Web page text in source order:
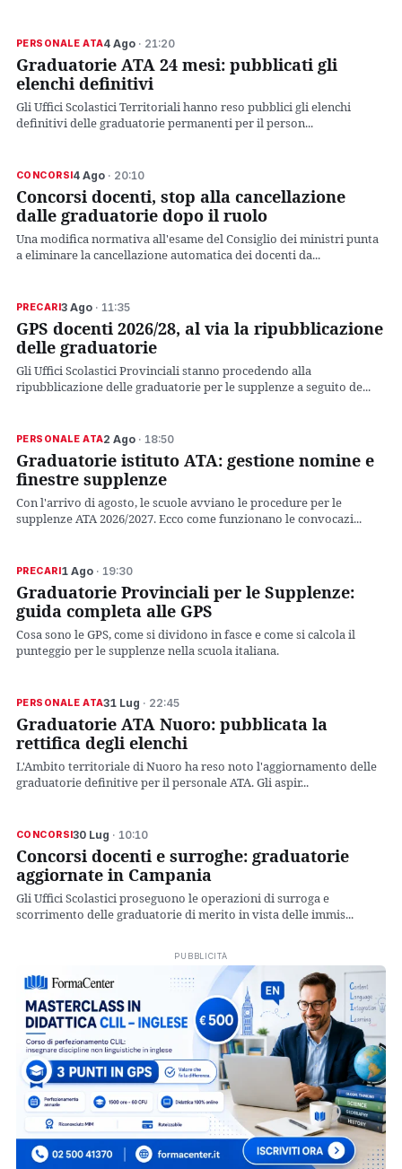
PERSONALE ATA4 Ago · 21:20
Graduatorie ATA 24 mesi: pubblicati gli
elenchi definitivi
Gli Uffici Scolastici Territoriali hanno reso pubblici gli elenchi
definitivi delle graduatorie permanenti per il person...
CONCORSI4 Ago · 20:10
Concorsi docenti, stop alla cancellazione
dalle graduatorie dopo il ruolo
Una modifica normativa all'esame del Consiglio dei ministri punta
a eliminare la cancellazione automatica dei docenti da...
PRECARI3 Ago· 11:35
GPS docenti 2026/28, al via la ripubblicazione
delle graduatorie
Gli Uffici Scolastici Provinciali stanno procedendo alla
ripubblicazione delle graduatorie per le supplenze a seguito de...
PERSONALE ATA2 Ago · 18:50
Graduatorie istituto ATA: gestione nomine e
finestre supplenze
Con l'arrivo di agosto, le scuole avviano le procedure per le
supplenze ATA 2026/2027. Ecco come funzionano le convocazi...
PRECARI1 Ago· 19:30
Graduatorie Provinciali per le Supplenze:
guida completa alle GPS
Cosa sono le GPS, come si dividono in fasce e come si calcola il
punteggio per le supplenze nella scuola italiana.
PERSONALE ATA31 Lug · 22:45
Graduatorie ATA Nuoro: pubblicata la
rettifica degli elenchi
L'Ambito territoriale di Nuoro ha reso noto l'aggiornamento delle
graduatorie definitive per il personale ATA. Gli aspir...
CONCORSI30 Lug · 10:10
Concorsi docenti e surroghe: graduatorie
aggiornate in Campania
Gli Uffici Scolastici proseguono le operazioni di surroga e
scorrimento delle graduatorie di merito in vista delle immis...
PUBBLICITÀ